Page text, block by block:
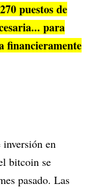
puestos de
para
financieramente
en
bitcoin se
pasado. Las